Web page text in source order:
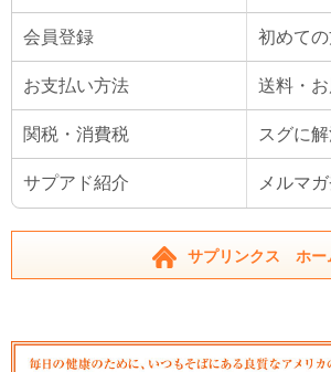
会員登録 初めて
お支払い方法 送料・
関税・消費税 スグに
サプアド紹介 メルマ
サプリンクス ホー